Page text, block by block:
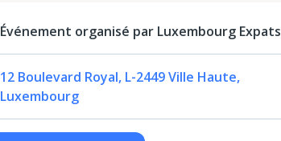
Événement organisé par Luxembourg Expats
12 Boulevard Royal, L-2449 Ville Haute,
Luxembourg